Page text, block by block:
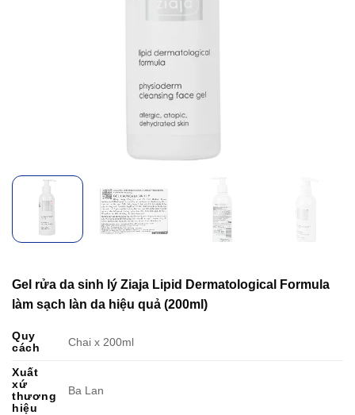
Gel rửa da sinh lý Ziaja Lipid Dermatological Formula
làm sạch làn da hiệu quả (200ml)
Quy
cách
Chai x 200ml
Xuất
xứ
thương
hiệu
Ba Lan